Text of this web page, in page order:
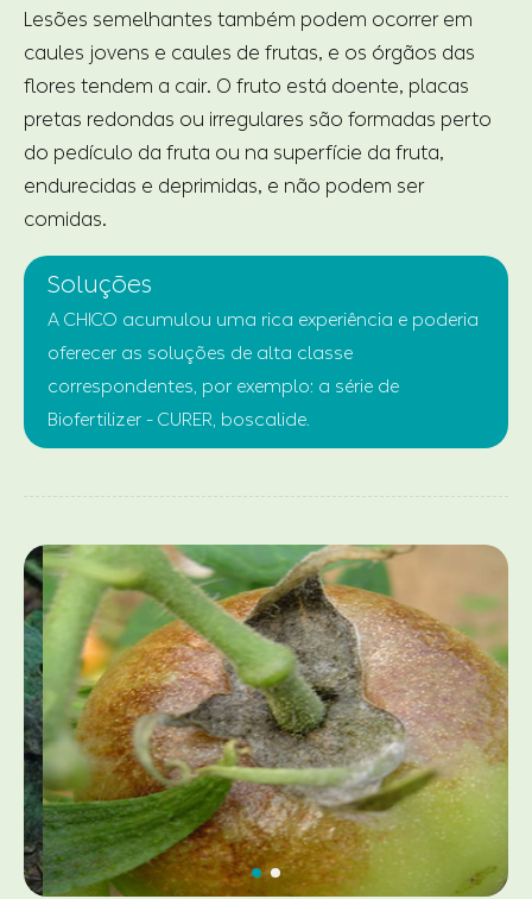
Lesões semelhantes também podem ocorrer em
caules jovens e caules de frutas, e os órgãos das
flores tendem a cair. O fruto está doente, placas
pretas redondas ou irregulares são formadas perto
do pedículo da fruta ou na superfície da fruta,
endurecidas e deprimidas, e não podem ser
comidas.
Soluções
A CHICO acumulou uma rica experiência e poderia
oferecer as soluções de alta classe
correspondentes, por exemplo: a série de
Biofertilizer - CURER, boscalide.